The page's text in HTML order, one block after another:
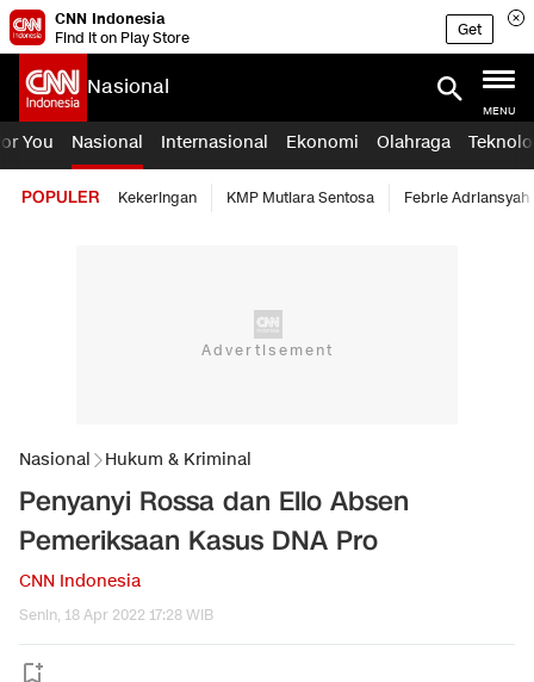
CNN Indonesia
Find it on Play Store
Get
Nasional
MENU
You Nasional Internasional Ekonomi Olahraga
POPULER Kekeringan KMP Mutiara Sentosa Febrie Adriansyah
Nasional Hukum & Kriminal
Penyanyi Rossa dan Ello Absen
Pemeriksaan Kasus DNA Pro
CNN Indonesia
Senin, 18 Apr 2022 17:28 WIB